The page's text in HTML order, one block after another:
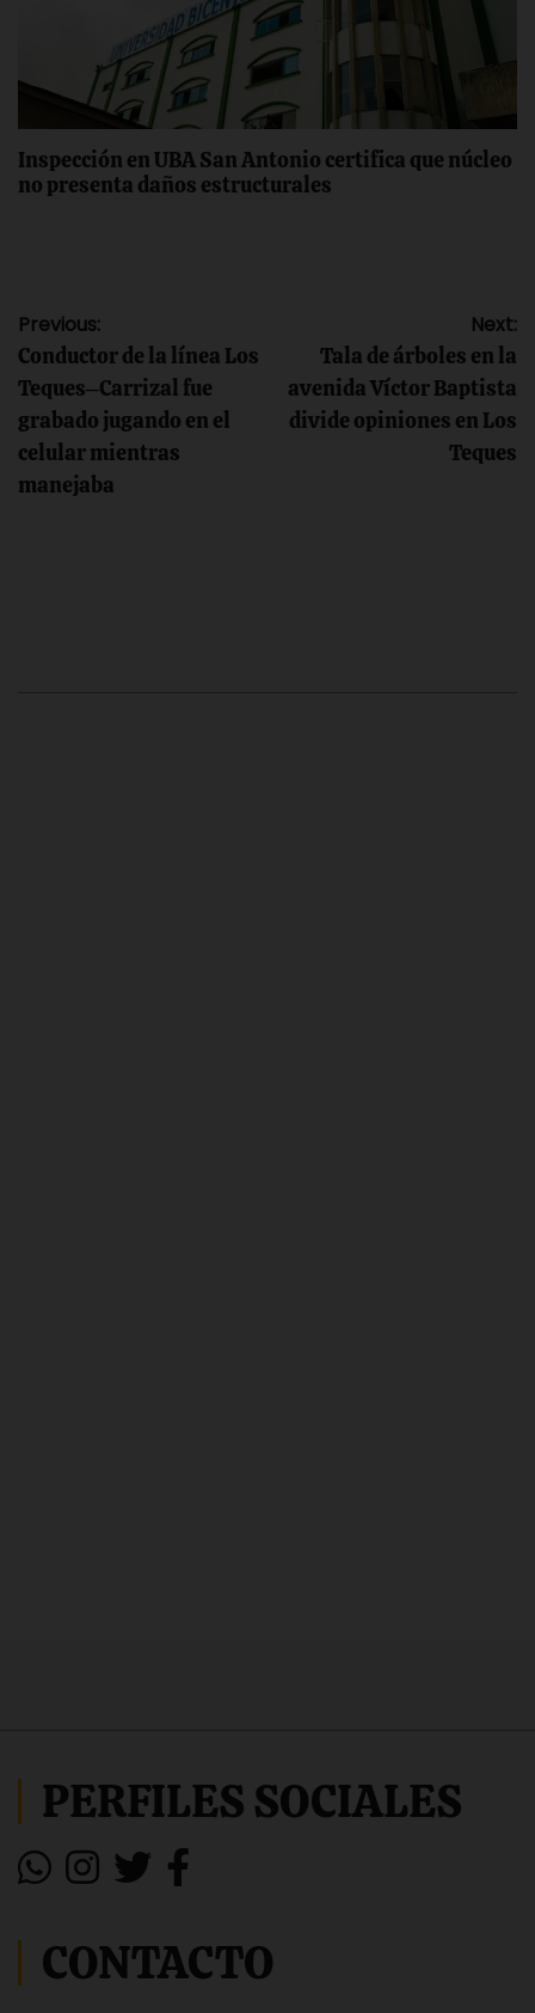
Inspección en UBA San Antonio certifica ‎que núcleo
no presenta daños estructurales
Navegación
de
entradas
Previous:
Conductor de la línea Los
Teques–Carrizal fue
grabado jugando en el
celular mientras
manejaba
Next:
Tala de árboles en la
avenida Víctor Baptista
divide opiniones en Los
Teques
PERFILES SOCIALES
CONTACTO